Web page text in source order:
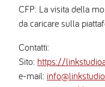
CFP: La visita della
da caricare sulla
Contatti:
Sito: https://
e-mail: